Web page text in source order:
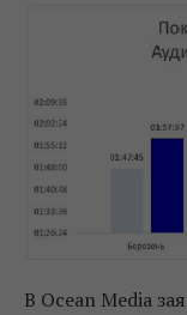
В Ocean Media